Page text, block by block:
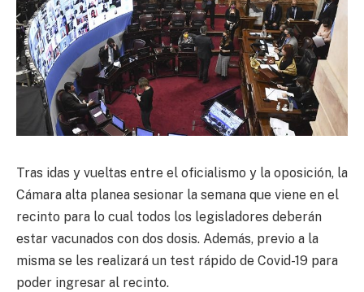
Tras idas y vueltas entre el oficialismo y la oposición, la
Cámara alta planea sesionar la semana que viene en el
recinto para lo cual todos los legisladores deberán
estar vacunados con dos dosis. Además, previo a la
misma se les realizará un test rápido de Covid-19 para
poder ingresar al recinto.